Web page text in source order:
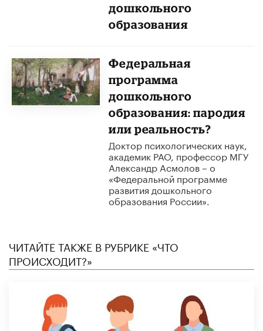
дошкольного
образования
Федеральная
программа
дошкольного
образования: пародия
или реальность?
Доктор психологических наук,
академик РАО, профессор МГУ
Александр Асмолов – о ​
«Федеральной программе
развития дошкольного
образования России».
ЧИТАЙТЕ ТАКЖЕ В РУБРИКЕ «ЧТО
ПРОИСХОДИТ?»